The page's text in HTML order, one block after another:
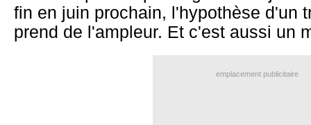
fin en juin prochain, l'hypothèse d'un
prend de l'ampleur. Et c'est aussi un
emplacement publicitaire